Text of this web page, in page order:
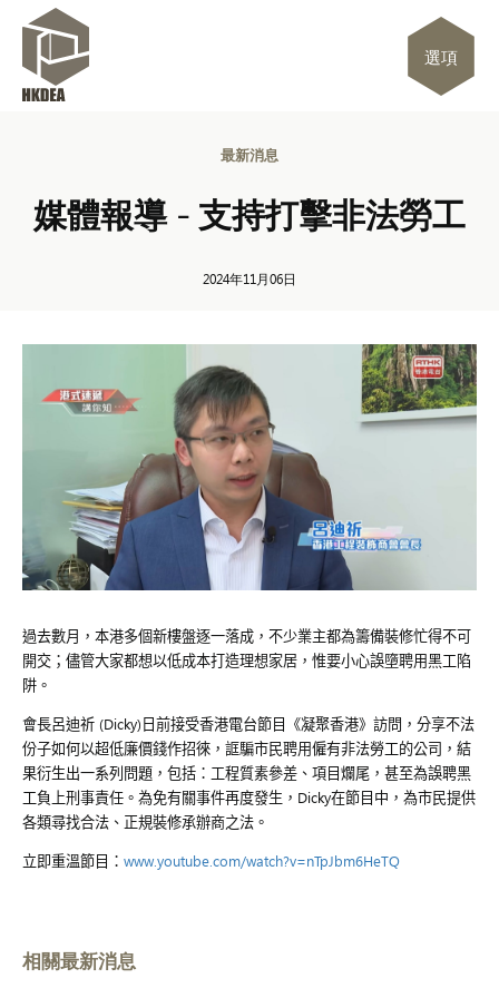
選項
最新消息
媒體報導 - 支持打擊非法勞工
2024年11月06日
過去數月，本港多個新樓盤逐一落成，不少業主都為籌備裝修忙得不可
開交；儘管大家都想以低成本打造理想家居，惟要小心誤墮聘用黑工陷
阱。
會長呂迪祈 (Dicky)日前接受香港電台節目《凝聚香港》訪問，分享不法
份子如何以超低廉價錢作招徠，誆騙市民聘用僱有非法勞工的公司，結
果衍生出一系列問題，包括：工程質素參差、項目爛尾，甚至為誤聘黑
工負上刑事責任。為免有關事件再度發生， Dicky在節目中，為市民提供
各類尋找合法、正規裝修承辦商之法。
立即重溫節目： www.youtube.com/watch?v=nTpJbm6HeTQ
相關最新消息